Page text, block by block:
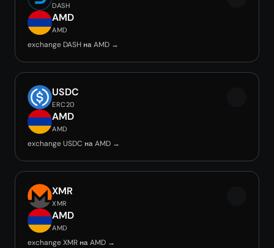
DASH
AMD
AMD
exchange DASH на AMD →
USDC
ERC20
AMD
AMD
exchange USDC на AMD →
XMR
XMR
AMD
AMD
exchange XMR на AMD →